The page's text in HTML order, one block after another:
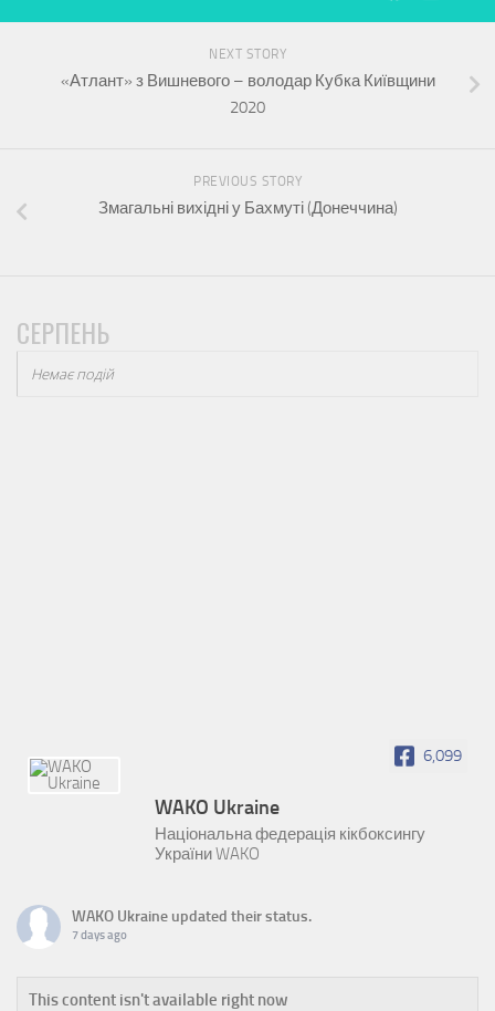
NEXT STORY
«Атлант» з Вишневого – володар Кубка Київщини
2020
PREVIOUS STORY
Змагальні вихідні у Бахмуті (Донеччина)
СЕРПЕНЬ
Немає подій
6,099
WAKO Ukraine
Національна федерація кікбоксингу
України WAKO
WAKO Ukraine updated their status.
7 days ago
This content isn't available right now